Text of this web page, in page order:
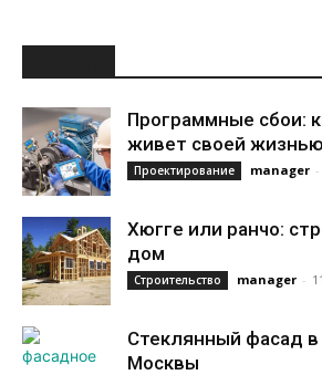
Программные сбои:
живет своей жизнью
Проектирование manager -
Хюгге или ранчо:
дом
Строительство manager -
Стеклянный фасад в
Москвы